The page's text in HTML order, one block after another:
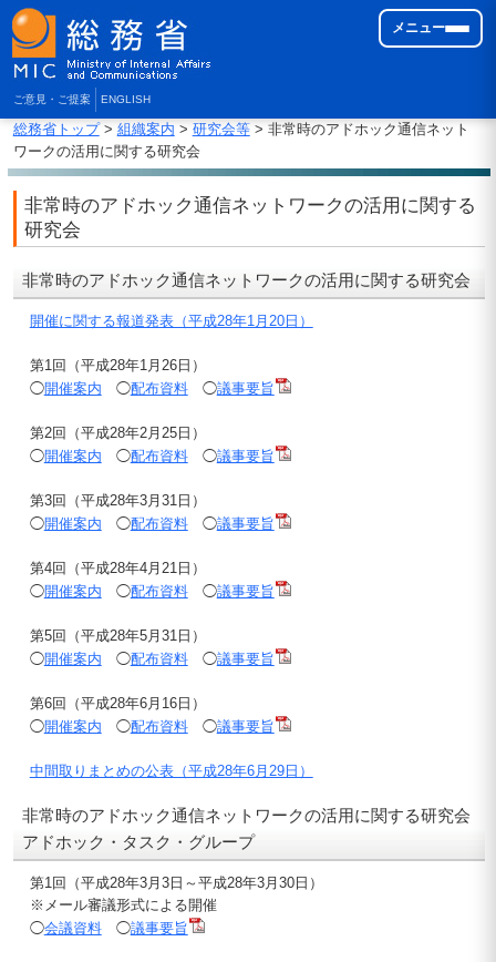
ご意見・ご提案 ENGLISH
メニュー
総務省トップ> 組織案内 > 研究会等> 非常時のアドホック通信ネット
ワークの活用に関する研究会
非常時のアドホック通信ネットワークの活用に関する
研究会
非常時のアドホック通信ネットワークの活用に関する研究会
開催に関する報道発表（平成28年1月20日）
第1回（平成28年1月26日）
◯開催案内 ◯配布資料◯議事要旨
第2回（平成28年2月25日）
◯開催案内 ◯配布資料◯議事要旨
第3回（平成28年3月31日）
◯開催案内 ◯配布資料◯議事要旨
第4回（平成28年4月21日）
◯開催案内 ◯配布資料◯議事要旨
第5回（平成28年5月31日）
◯開催案内 ◯配布資料◯議事要旨
第6回（平成28年6月16日）
◯開催案内 ◯配布資料◯議事要旨
中間取りまとめの公表（平成28年6月29日）
非常時のアドホック通信ネットワークの活用に関する研究会
アドホック・タスク・グループ
第1回（平成28年3月3日～平成28年3月30日）
※メール審議形式による開催
◯会議資料◯議事要旨